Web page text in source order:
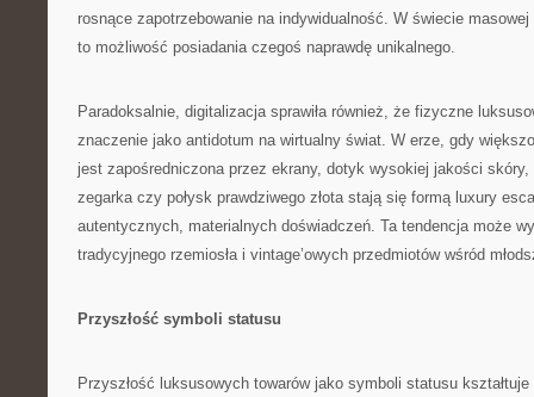
rosnące zapotrzebowanie na indywidualność. W świecie
to możliwość posiadania czegoś naprawdę unikalnego.
Paradoksalnie, digitalizacja sprawiła również, że fizyczne
znaczenie jako antidotum na wirtualny świat. W erze, gdy
jest zapośredniczona przez ekrany, dotyk wysokiej jakości
zegarka czy połysk prawdziwego złota stają się formą luxury
autentycznych, materialnych doświadczeń. Ta tendencja może
tradycyjnego rzemiosła i vintage’owych przedmiotów wśród
Przyszłość symboli statusu
Przyszłość luksusowych towarów jako symboli statusu kształtuje